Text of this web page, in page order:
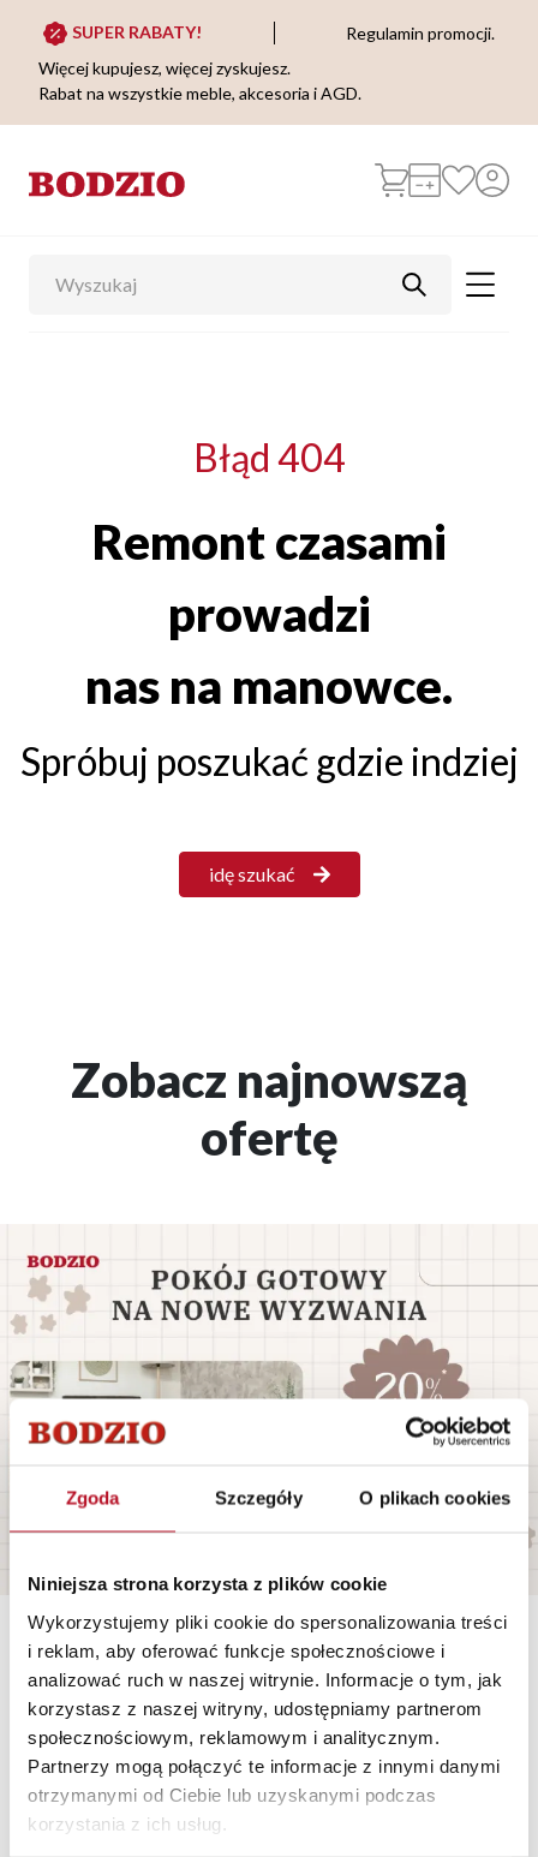
Zgoda Szczegóły O plikach cookies
Niniejsza strona korzysta z plików cookie
Wykorzystujemy pliki cookie do spersonalizowania treści
i reklam, aby oferować funkcje społecznościowe i
analizować ruch w naszej witrynie. Informacje o tym, jak
korzystasz z naszej witryny, udostępniamy partnerom
społecznościowym, reklamowym i analitycznym.
Partnerzy mogą połączyć te informacje z innymi danymi
otrzymanymi od Ciebie lub uzyskanymi podczas
korzystania z ich usług.
SUPER RABATY!
Regulamin promocji.
Więcej kupujesz, więcej zyskujesz.
Rabat na wszystkie meble, akcesoria i AGD.
Błąd 404
Remont czasami
prowadzi
nas na manowce.
Spróbuj poszukać gdzie indziej
idę szukać
Zobacz najnowszą
ofertę
Polecane Nowości Sale